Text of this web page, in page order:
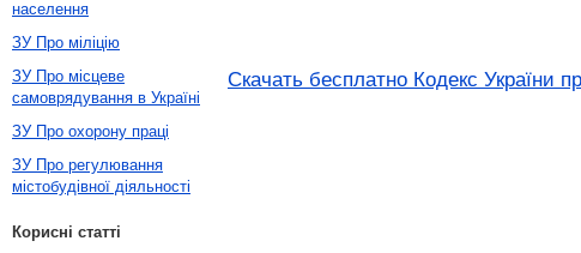
Скачать бесплатно Кодекс України
населення
ЗУ Про міліцію
ЗУ Про місцеве
самоврядування в Україні
ЗУ Про охорону праці
ЗУ Про регулювання
містобудівної діяльності
Корисні статті